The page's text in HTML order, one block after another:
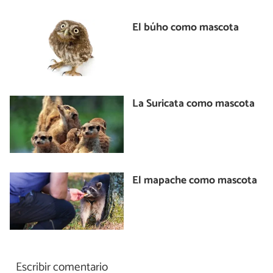
El búho como mascota
La Suricata como mascota
El mapache como mascota
Escribir comentario